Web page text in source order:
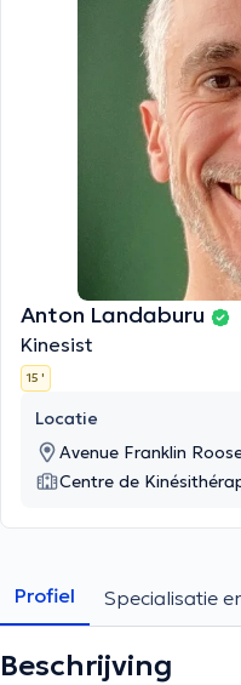
Anton Landaburu
Kinesist
15 '
Locatie
Avenue Franklin
Centre de
Profiel Specialisatie
Beschrijving